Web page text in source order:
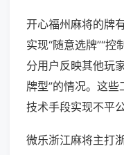
开心福州麻将的牌
实现“随意选牌”“控
分用户反映其他玩
牌型”的情况。这
技术手段实现不平
微乐浙江麻将主打